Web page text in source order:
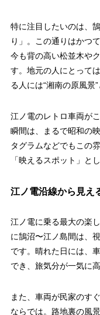
特に注目したいのは、
り」。この通りはかつ
今も背の高い松並木や
す。地元の人にとって
る人には“湘南の原風景
江ノ電のレトロ車両が
瞬間は、まるで昭和の
タグラムなどでもこの
「映えるスポット」と
江ノ電沿線から見え
江ノ電に乗る最大の楽
に鵠沼〜江ノ島間は、
です。晴れた日には、
でき、旅気分が一気に高
また、車両が民家のす
ならでは。路地裏の風